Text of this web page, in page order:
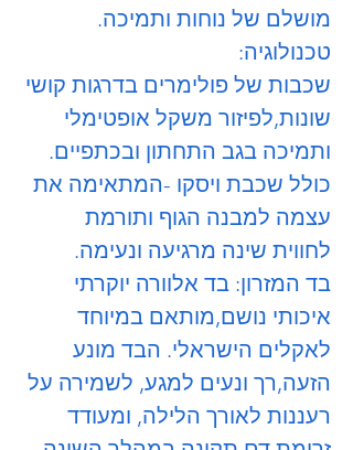
מושלם של נוחות ותמיכה.
טכנולוגיה:
שכבות של פולימרים בדרגות קושי
שונות,לפיזור משקל אופטימלי
ותמיכה בגב התחתון ובכתפיים.
כולל שכבת ויסקו -המתאימה את
עצמה למבנה הגוף ותורמת
לחווית שינה מרגיעה ונעימה.
בד המזרון: בד אלוורה יוקרתי
איכותי נושם,מותאם במיוחד
לאקלים הישראלי. הבד מונע
הזעה,רך ונעים למגע, לשמירה על
רעננות לאורך הלילה, ומעודד